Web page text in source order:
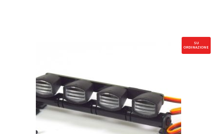
SU
ORDINAZIONE